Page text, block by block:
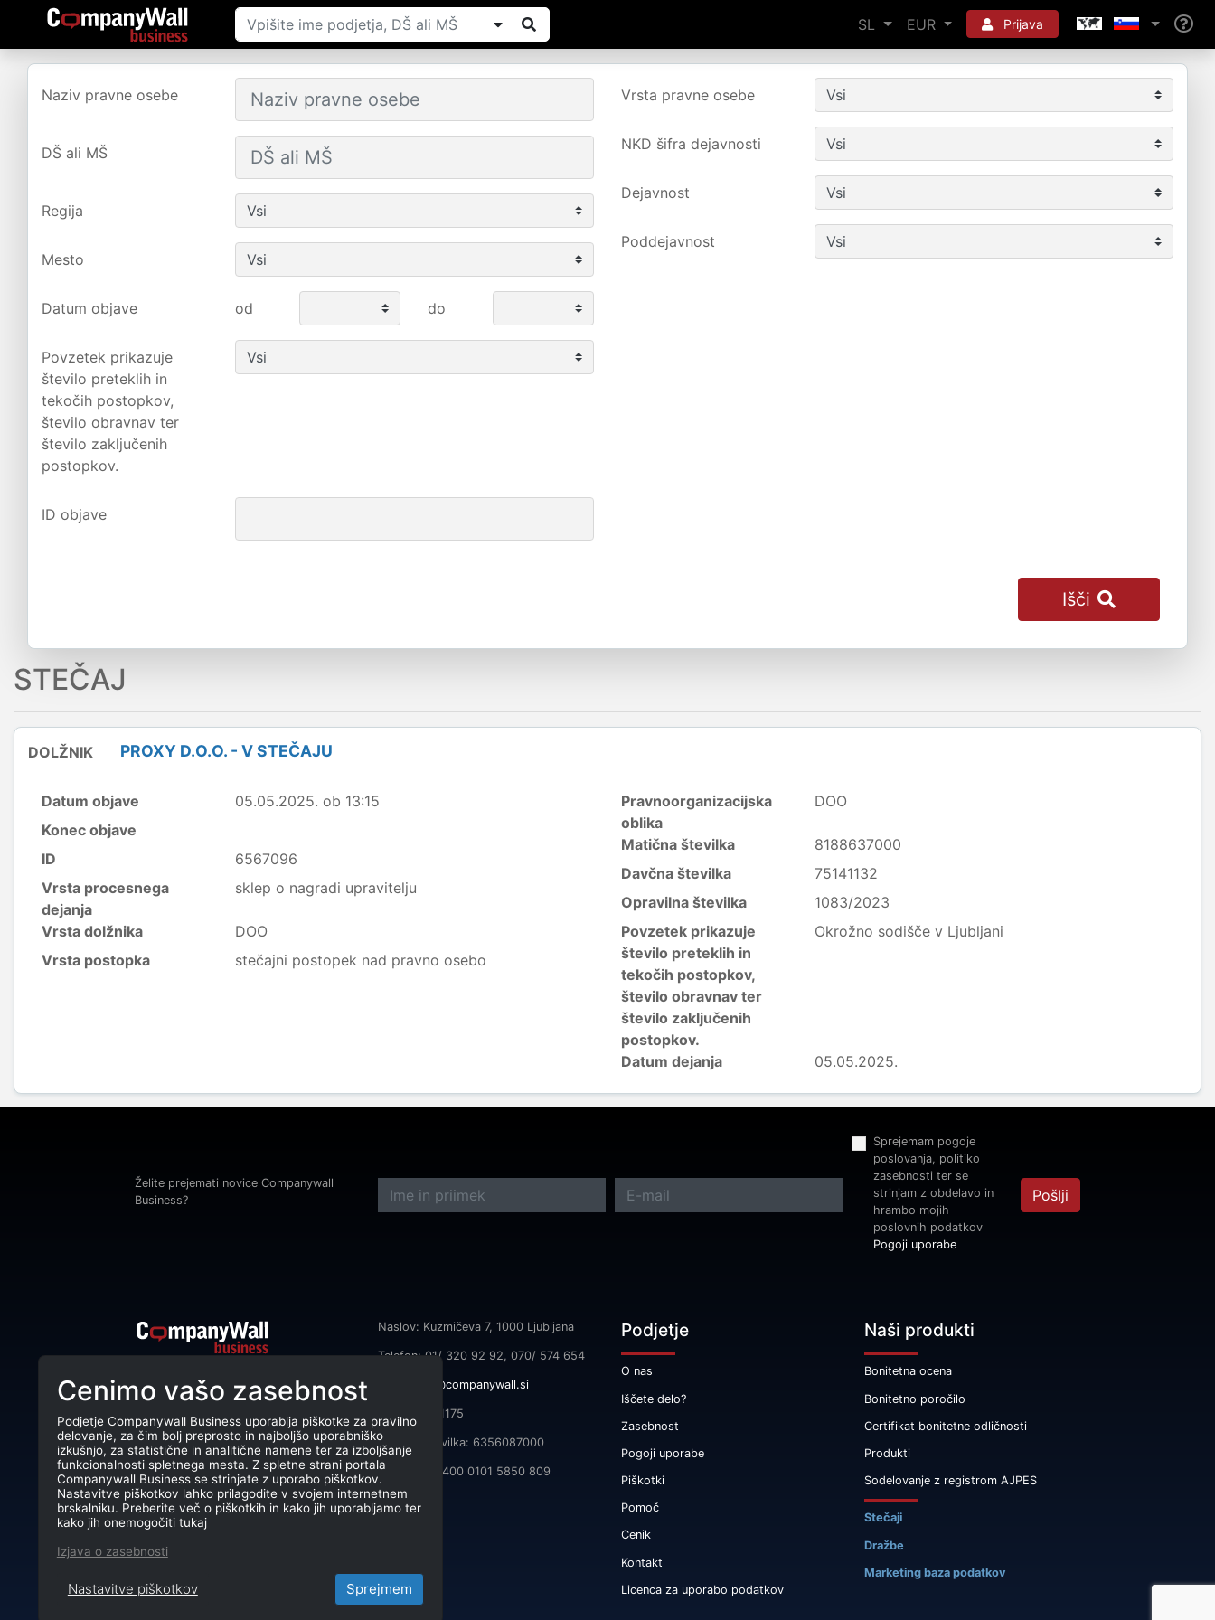
SL EUR Prijava
Naziv pravne osebe
DŠ ali MŠ
Regija
Mesto
Vrsta pravne osebe
NKD šifra dejavnosti
Dejavnost
Poddejavnost
Datum objave od do
Povzetek prikazuje
število preteklih in
tekočih postopkov,
število obravnav ter
število zaključenih
postopkov.
ID objave
Išči
STEČAJ
DOLŽNIK PROXY D.O.O. - V STEČAJU
Datum objave
05.05.2025. ob 13:15
Konec objave
ID
6567096
Vrsta procesnega
dejanja
sklep o nagradi upravitelju
Vrsta dolžnika
DOO
Vrsta postopka
stečajni postopek nad pravno osebo
Pravnoorganizacijska
oblika
DOO
Matična številka
8188637000
Davčna številka
75141132
Opravilna številka
1083/2023
Povzetek prikazuje
število preteklih in
tekočih postopkov,
število obravnav ter
število zaključenih
postopkov.
Okrožno sodišče v Ljubljani
Datum dejanja 05.05.2025.
Želite prejemati novice Companywall
Business?
Sprejemam pogoje
poslovanja, politiko
zasebnosti ter se
strinjam z obdelavo in
hrambo mojih
poslovnih podatkov
Pogoji uporabe
Pošlji
podjetjem pomaga izboljšati
poslovanje z iskanjem in povezovanjem
strank.
CompanyWall Business © 2026
Naslov: Kuzmičeva 7, 1000 Ljubljana
Telefon: 01/ 320 92 92, 070/ 574 654
info@companywall.si
DŠ: SI55591175
Matična številka: 6356087000
TRR: SI56 3400 0101 5850 809
Podjetje
O nas
Iščete delo?
Zasebnost
Pogoji uporabe
Piškotki
Pomoč
Cenik
Kontakt
Licenca za uporabo podatkov
Naši produkti
Bonitetna ocena
Bonitetno poročilo
Certifikat bonitetne odličnosti
Produkti
Sodelovanje z registrom AJPES
Stečaji
Dražbe
Marketing baza podatkov
Cenimo vašo zasebnost
Podjetje Companywall Business uporablja piškotke za pravilno
delovanje, za čim bolj preprosto in najboljšo uporabniško
izkušnjo, za statistične in analitične namene ter za izboljšanje
funkcionalnosti spletnega mesta. Z spletne strani portala
Companywall Business se strinjate z uporabo piškotkov.
Nastavitve piškotkov lahko prilagodite v svojem internetnem
brskalniku. Preberite več o piškotkih in kako jih uporabljamo ter
kako jih onemogočiti tukaj
Izjava o zasebnosti
Nastavitve piškotkov Sprejmem